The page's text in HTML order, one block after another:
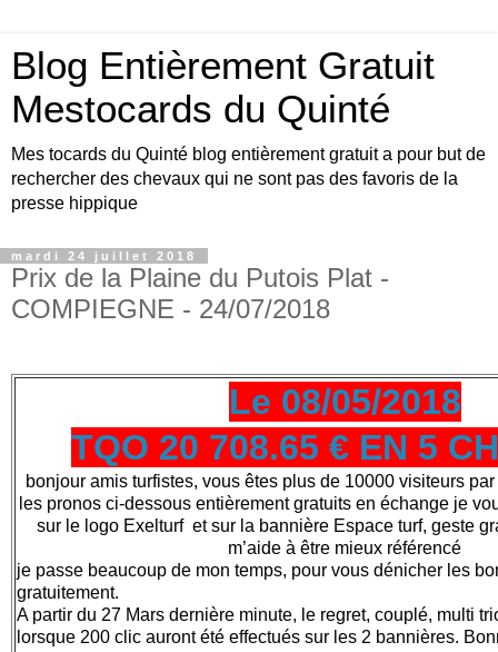
Blog Entièrement Gratuit
Mestocards du Quinté
Mes tocards du Quinté blog entièrement gratuit a pour but de
rechercher des chevaux qui ne sont pas des favoris de la
presse hippique
mardi 24 juillet 2018
Prix de la Plaine du Putois Plat -
COMPIEGNE - 24/07/2018
Le 08/05/2018
TQO 20 708.65 € EN 5
bonjour amis turfistes, vous êtes plus de 10000 visiteurs
les pronos ci-dessous entièrement gratuits en échange je
sur le logo Exelturf et sur la bannière Espace turf, geste
m’aide à être mieux référencé
je passe beaucoup de mon temps, pour vous dénicher les
gratuitement.
A partir du 27 Mars dernière minute, le regret, couplé, multi
lorsque 200 clic auront été effectués sur les 2 bannières.